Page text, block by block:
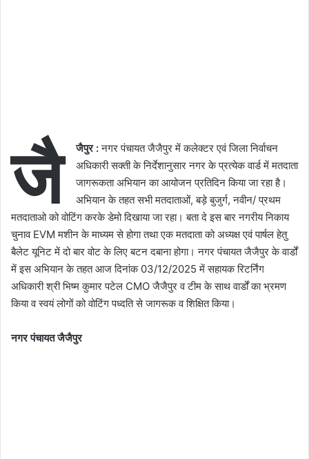
जै जैपुर :नगर पंचायत जैजैपुर में कलेक्टर एवं जिला निर्वाचन
अधिकारी सक्ती ‍के निर्देशानुसार नगर के प्रत्येक वार्ड में मतदाता
जागरूकता अभियान का आयोजन प्रतिदिन किया जा रहा है।
अभियान के तहत सभी मतदाताओं, बड़े बुजुर्ग, नवीन/ प्रथम
मतदाताओ को वोटिंग करके डेमो दिखाया जा रहा। बता दे इस बार नगरीय निकाय
चुनाव EVM मशीन के माध्यम से होगा तथा एक मतदाता को अध्यक्ष एवं पार्षल हेतु
बैलेट यूनिट में दो बार वोट के लिए बटन द‌बाना होगा। नगर पंचायत जैजैपुर के वार्डों
में इस अभियान के तहत आज दिनांक 03/12/2025 में सहायक रिटर्निंग
अधिकारी श्री भिष्म कुमार पटेल CMO जैजैपुर व टीम के साथ वार्डों का भ्रमण
किया व स्वयं लोगों को वोटिंग पध्द‌ति से जागरूक व शिक्षित किया।
नगर पंचायत जैजैपुर